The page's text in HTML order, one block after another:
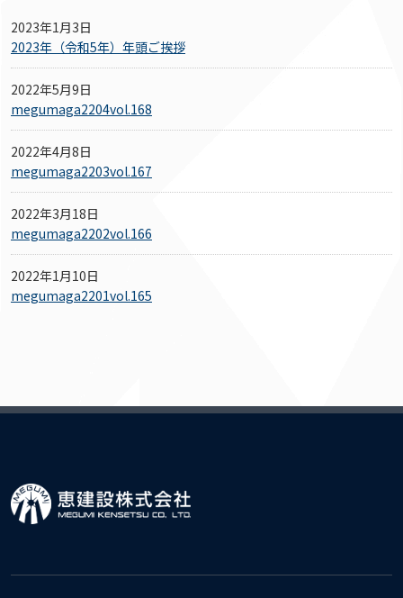
2023年1月3日
2023年（令和5年）年頭ご挨拶
2022年5月9日
megumaga2204vol.168
2022年4月8日
megumaga2203vol.167
2022年3月18日
megumaga2202vol.166
2022年1月10日
megumaga2201vol.165